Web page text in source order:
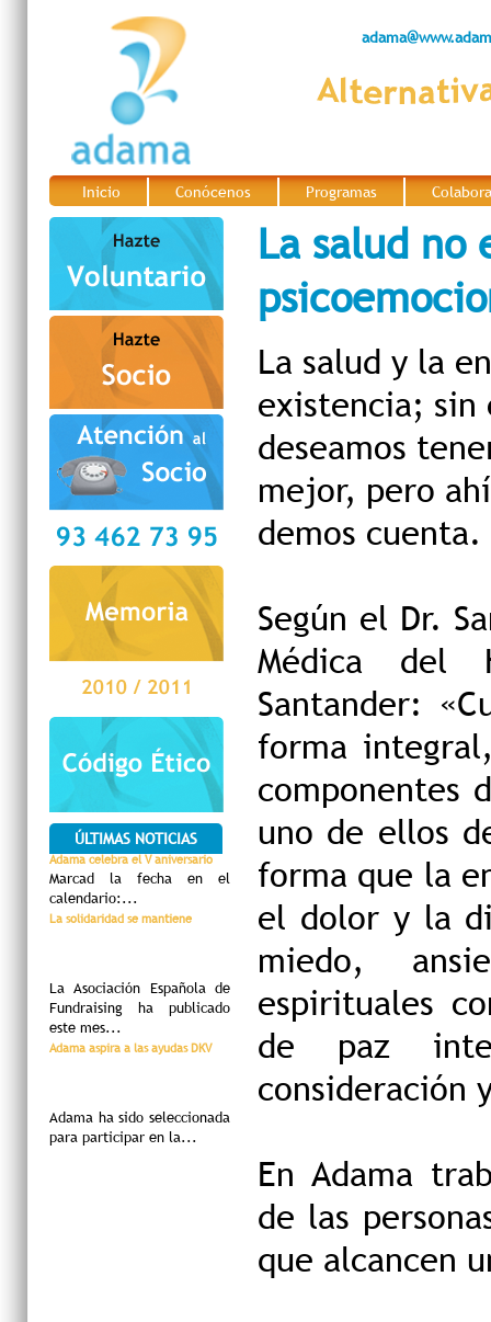
Inicio Conócenos Programas Colabora
La salud no
La salud y la
existencia; sin
deseamos
mejor, pero
demos cuenta.
Según el Dr.
Médica del
Santander:
forma
componentes
uno de ellos
forma que la
el dolor y la
miedo,
espirituales
de paz
consideración
En Adama
de las
que alcancen
ÚLTIMAS NOTICIAS
Adama celebra el V aniversario
Marcad la fecha en el
calendario:...
La solidaridad se mantiene
La Asociación Española de
Fundraising ha publicado
este mes...
Adama aspira a las ayudas DKV
Adama ha sido seleccionada
para participar en la...